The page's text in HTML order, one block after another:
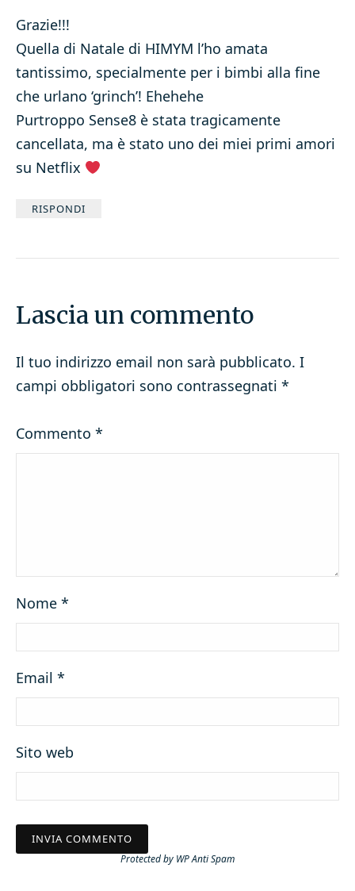
Grazie!!!
Quella di Natale di HIMYM l’ho amata
tantissimo, specialmente per i bimbi alla fine
che urlano ‘grinch’! Ehehehe
Purtroppo Sense8 è stata tragicamente
cancellata, ma è stato uno dei miei primi amori
su Netflix
RISPONDI
Lascia un commento
Il tuo indirizzo email non sarà pubblicato. I
campi obbligatori sono contrassegnati *
Commento *
Nome *
Email *
Sito web
Protected by WP Anti Spam